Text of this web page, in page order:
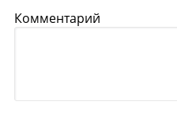
Комментарий